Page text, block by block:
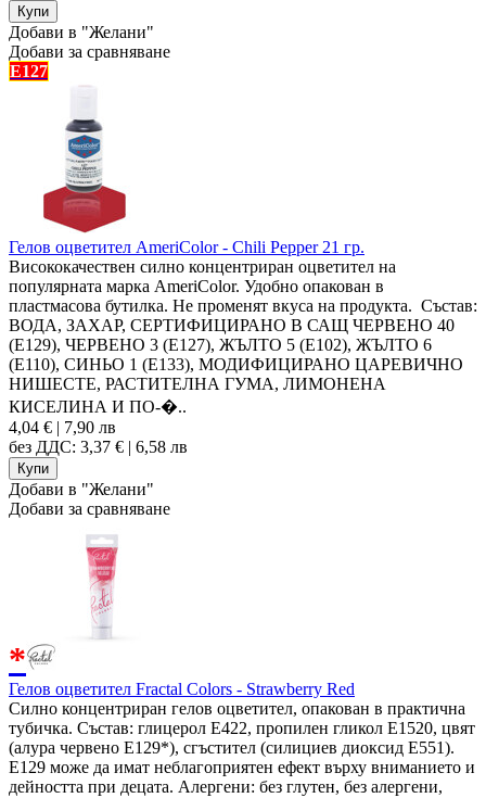
Добави в "Желани"
Добави за сравняване
E127
Гелов оцветител AmeriColor - Chili Pepper 21 гр.
Висококачествен силно концентриран оцветител на
популярната марка AmeriColor. Удобно опакован в
пластмасова бутилка. Не променят вкуса на продукта. Състав:
ВОДА, ЗАХАР, СЕРТИФИЦИРАНО В САЩ ЧЕРВЕНО 40
(Е129), ЧЕРВЕНО 3 (Е127), ЖЪЛТО 5 (E102), ЖЪЛТО 6
(Е110), СИНЬО 1 (E133), МОДИФИЦИРАНО ЦАРЕВИЧНО
НИШЕСТЕ, РАСТИТЕЛНА ГУМА, ЛИМОНЕНА
КИСЕЛИНА И ПО-�..
4,04 € | 7,90 лв
без ДДС: 3,37 € | 6,58 лв
Добави в "Желани"
Добави за сравняване
*
Гелов оцветител Fractal Colors - Strawberry Red
Силно концентриран гелов оцветител, опакован в практична
тубичка. Състав: глицерол E422, пропилен гликол E1520, цвят
(алура червено E129*), сгъстител (силициев диоксид E551).
Е129 може да имат неблагоприятен ефект върху вниманието и
дейността при децата. Алергени: без глутен, без алергени,